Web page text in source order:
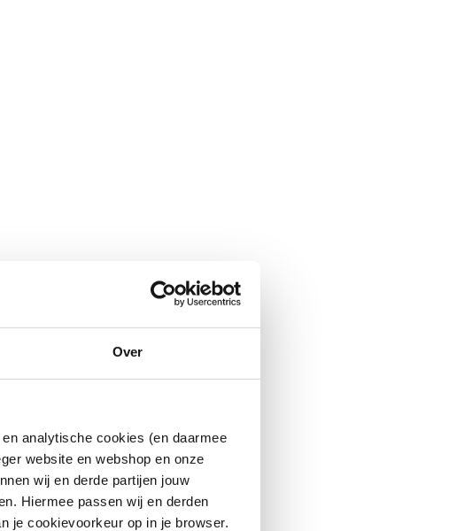
Over
analytische cookies (en daarmee
website en webshop en onze
wij en derde partijen jouw
Hiermee passen wij en derden
je cookievoorkeur op in je browser.